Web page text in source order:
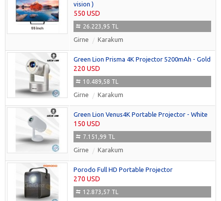
vision )
550 USD
26.223,95 TL
Girne Karakum
Green Lion Prisma 4K Projector 5200mAh - Gold
220 USD
10.489,58 TL
Girne Karakum
Green Lion Venus4K Portable Projector - White
150 USD
7.151,99 TL
Girne Karakum
Porodo Full HD Portable Projector
270 USD
12.873,57 TL